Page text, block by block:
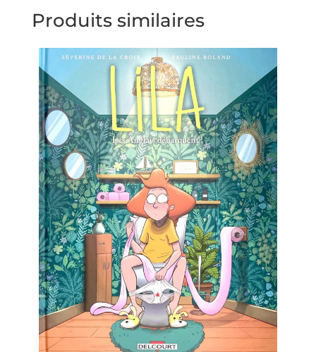
Produits similaires